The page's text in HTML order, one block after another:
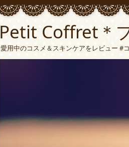
Petit Coffret＊
愛用中のコスメ＆スキンケアをレビュー #